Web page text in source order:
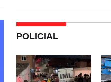
POLICIAL